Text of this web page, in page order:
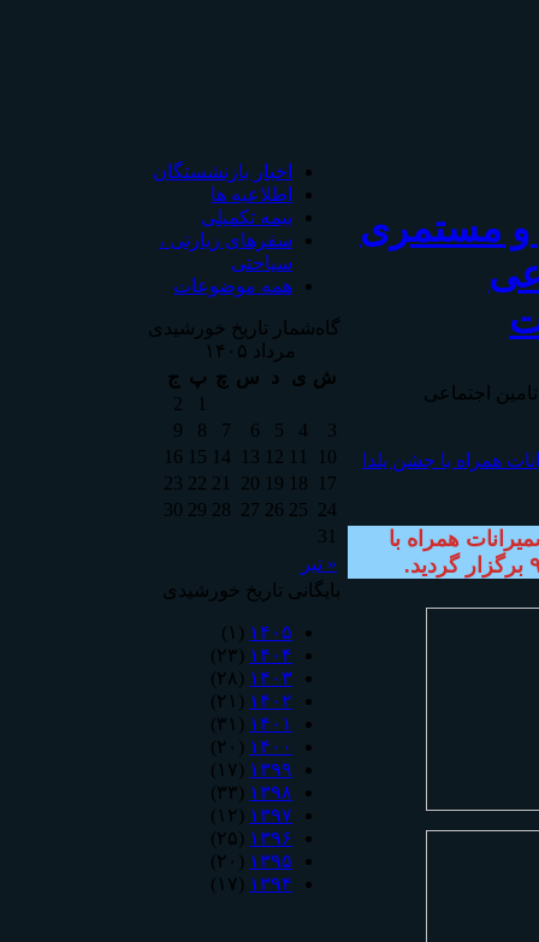
و مستمری
اجتماعی
همراه با جشن یلدا
همراه با
اخبار بازنشستگان
اطلاعیه ها
بیمه تکمیلی
سفرهای زیارتی ،
سیاحتی
همه موضوعات
گاه‌شمار تاریخ خورشیدی
مرداد ۱۴۰۵
ش ی د س چ پ ج
« تیر
1
2
3
4
5
6
7
8
9
10
11
12
13
14
15
16
17
18
19
20
21
22
23
24
25
26
27
28
29
30
31
بایگانی تاریخ خورشیدی
۱۴۰۵ (۱)
۱۴۰۴ (۲۳)
۱۴۰۳ (۲۸)
۱۴۰۲ (۲۱)
۱۴۰۱ (۳۱)
۱۴۰۰ (۲۰)
۱۳۹۹ (۱۷)
۱۳۹۸ (۳۳)
۱۳۹۷ (۱۲)
۱۳۹۶ (۲۵)
۱۳۹۵ (۲۰)
۱۳۹۴ (۱۷)